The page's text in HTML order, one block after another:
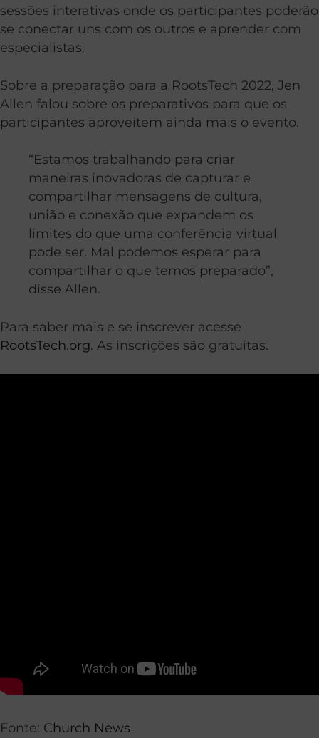
sessões interativas onde os participantes poderão
se conectar uns com os outros e aprender com
especialistas.
Sobre a preparação para a RootsTech 2022, Jen
Allen falou sobre os preparativos para que os
participantes aproveitem ainda mais o evento.
“Estamos trabalhando para criar
maneiras inovadoras de capturar e
compartilhar mensagens de cultura,
união e conexão que expandem os
limites do que uma conferência virtual
pode ser. Mal podemos esperar para
compartilhar o que temos preparado”,
disse Allen.
Para saber mais e se inscrever acesse
RootsTech.org. As inscrições são gratuitas.
Fonte: Church News